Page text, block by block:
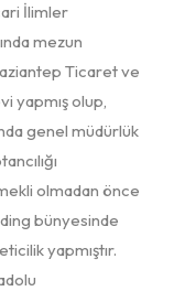
İlimler
mezun
Ticaret ve
yapmış olup,
genel müdürlük
olmadan önce
bünyesinde
yapmıştır.